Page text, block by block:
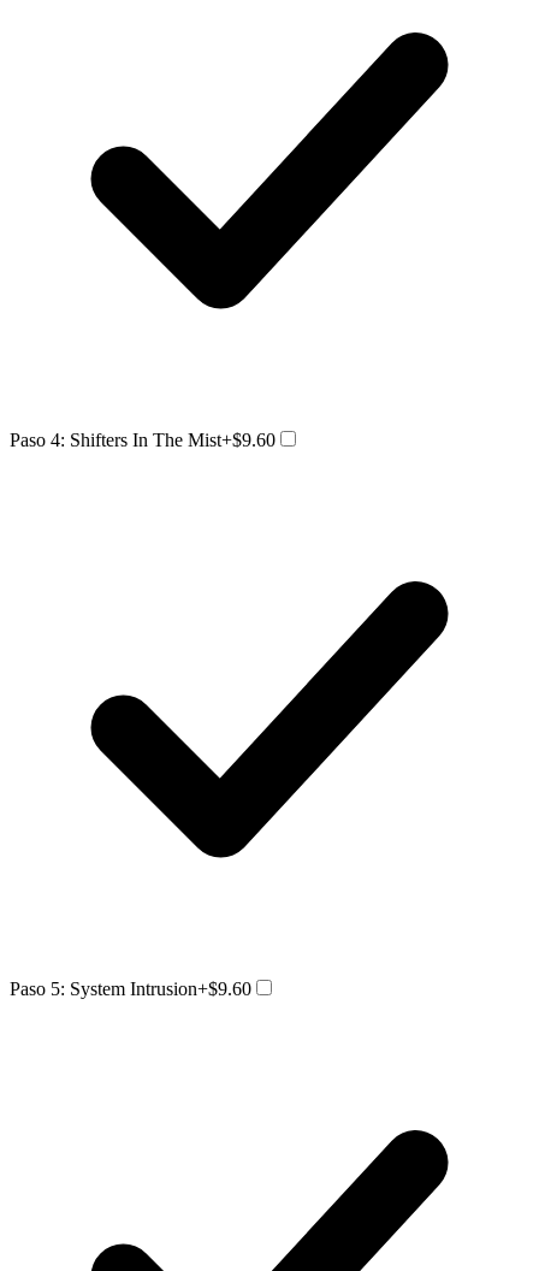
Paso 4: Shifters In The Mist+$9.60
Paso 5: System Intrusion+$9.60